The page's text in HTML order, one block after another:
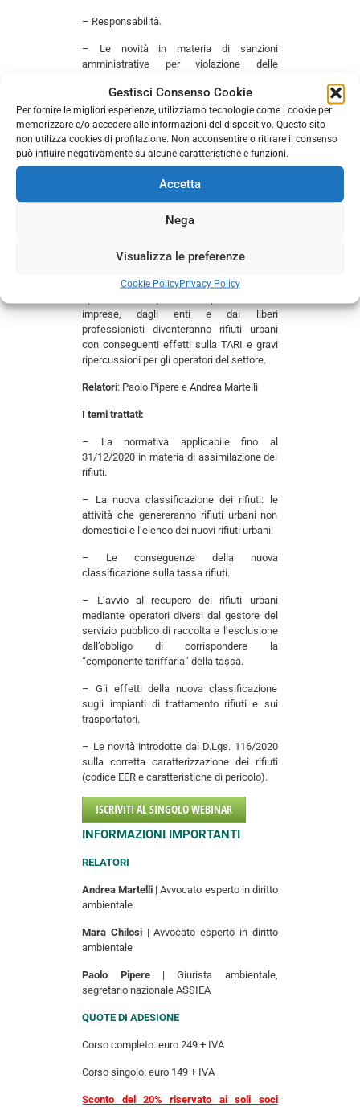
Gestisci Consenso Cookie
Per fornire le migliori esperienze, utilizziamo tecnologie come i cookie per
memorizzare e/o accedere alle informazioni del dispositivo. Questo sito
non utilizza cookies di profilazione. Non acconsentire o ritirare il consenso
può influire negativamente su alcune caratteristiche e funzioni.
Accetta
Nega
Visualizza le preferenze
Cookie PolicyPrivacy Policy
– Responsabilità.
– Le novità in materia di sanzioni
amministrative per violazione delle
ISCRIVITI AL SINGOLO WEBINAR
SECONDO WEBINAR:
Nuova
classificazione dei rifiuti: le criticità per gli
operatori e gli effetti sulla TARI.
Il D.Lgs. 116/2020 ha introdotto, a partire
classificazione dei rifiuti generati dalle
dell’istituto dell’assimilazione. Molti rifiuti
imprese, dagli enti e dai liberi
professionisti diventeranno rifiuti urbani
con conseguenti effetti sulla TARI e gravi
ripercussioni per gli operatori del settore.
Relatori: Paolo Pipere e Andrea Martelli
I temi trattati:
– La normativa applicabile fino al
31/12/2020 in materia di assimilazione dei
rifiuti.
– La nuova classificazione dei rifiuti: le
attività che genereranno rifiuti urbani non
domestici e l’elenco dei nuovi rifiuti urbani.
– Le conseguenze della nuova
classificazione sulla tassa rifiuti.
– L’avvio al recupero dei rifiuti urbani
mediante operatori diversi dal gestore del
servizio pubblico di raccolta e l’esclusione
dall’obbligo di corrispondere la
“componente tariffaria” della tassa.
– Gli effetti della nuova classificazione
sugli impianti di trattamento rifiuti e sui
trasportatori.
– Le novità introdotte dal D.Lgs. 116/2020
sulla corretta caratterizzazione dei rifiuti
(codice EER e caratteristiche di pericolo).
ISCRIVITI AL SINGOLO WEBINAR
INFORMAZIONI IMPORTANTI
RELATORI
Andrea Martelli | Avvocato esperto in diritto
ambientale
Mara Chilosi | Avvocato esperto in diritto
ambientale
Paolo Pipere| Giurista ambientale,
segretario nazionale ASSIEA
QUOTE DI ADESIONE
Corso completo: euro 249 + IVA
Corso singolo: euro 149 + IVA
Sconto del 20% riservato ai soli soci